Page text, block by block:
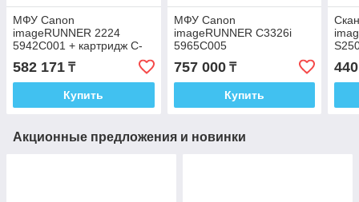
МФУ Canon
imageRUNNER 2224
5942C001 + картридж C-
582 171 ₸
Купить
МФУ Canon
imageRUNNER C3326i
5965C005
757 000₸
Купить
Акционные предложения и новинки